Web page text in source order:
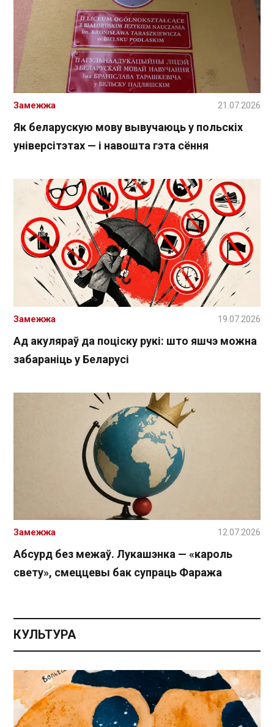
Як беларускую мову вывучаюць у польскіх
універсітэтах — і навошта гэта сёння
Замежжа 21.07.2026
Ад акуляраў да поціску рукі: што яшчэ можна
забараніць у Беларусі
Замежжа 19.07.2026
Абсурд без межаў. Лукашэнка — «кароль
свету», смеццевы бак супраць Фаража
Замежжа 12.07.2026
КУЛЬТУРА